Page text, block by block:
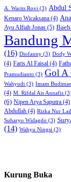
A. Warits Rovi (3) Abdul
Kenaro Wicaksana (4)
Ayu Alfiah Jonas (5)
Bandung
(16) Diofanny (3) Dody
(4) Faris Al Faisal (4)
Pramudianto (3) Gol A
Wahyudi (3) Imam Budiman
(4) M. Rifdal Ais Annafis
(6) Nipen Arya Saputra (4)
Abdullah (4) Rizka Nur
Suharyo Widagdo (3)
(14) Wahyu Ningsi (3)
Kurung Buka